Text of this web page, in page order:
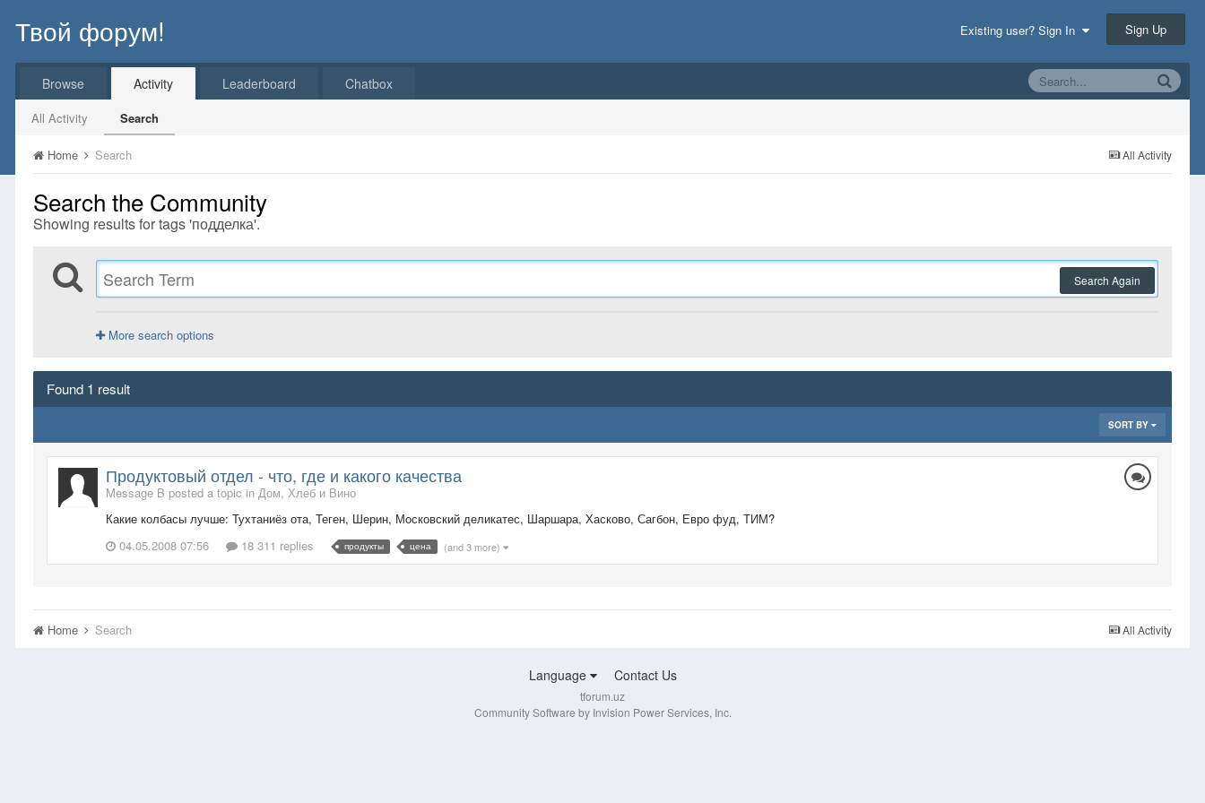
Твой форум! Existing user? Sign In Sign Up
Browse Activity
All Activity Search
Leaderboard Chatbox
All Activity
Home Search
Search the Community
Showing results for tags 'подделка'.
Search Again
More search options
Found 1 result
SORT BY
Продуктовый отдел - что, где и какого качества
Message B posted a topic in Дом, Хлеб и Вино
Какие колбасы лучше: Тухтаниёз ота, Теген, Шерин, Московский деликатес, Шаршара, Хасково, Сагбон, Евро фуд, ТИМ?
04.05.2008 07:56
18 311 replies продукты цена (and 3 more)
All Activity
Home Search
Language Contact Us
tforum.uz
Community Software by Invision Power Services, Inc.